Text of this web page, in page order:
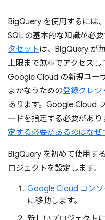
BigQuery を使用するには、
SQL の基本的な知識が必要
タセットは、BigQuery が
上限まで無料でアクセスし
Google Cloud の新規ユー
まかなうための登録クレジ
あります。Google Cloud
ードを指定する必要があり
定する必要があるのはなぜ
BigQuery を初めて使用す
ロジェクトを設定します。
Google Cloud コンソ
に移動します。